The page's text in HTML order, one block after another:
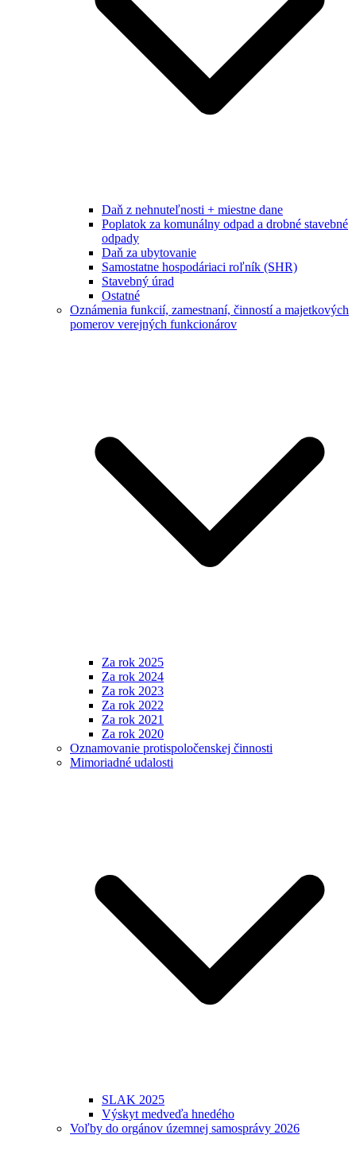
Daň z nehnuteľnosti + miestne dane
Poplatok za komunálny odpad a drobné stavebné
odpady
Daň za ubytovanie
Samostatne hospodáriaci roľník (SHR)
Stavebný úrad
Ostatné
Oznámenia funkcií, zamestnaní, činností a majetkových
pomerov verejných funkcionárov
Za rok 2025
Za rok 2024
Za rok 2023
Za rok 2022
Za rok 2021
Za rok 2020
Oznamovanie protispoločenskej činnosti
Mimoriadné udalosti
SLAK 2025
Výskyt medveďa hnedého
Voľby do orgánov územnej samosprávy 2026